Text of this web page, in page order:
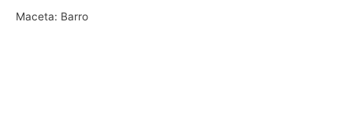
Maceta: Barro